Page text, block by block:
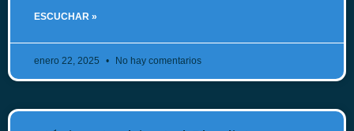
ESCUCHAR »
enero 22, 2025 No hay comentarios